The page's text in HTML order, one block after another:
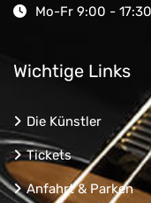
Mo-Fr 9:00 -
Wichtige Links
Die Künstler
Tickets
Anfahrt & Parken